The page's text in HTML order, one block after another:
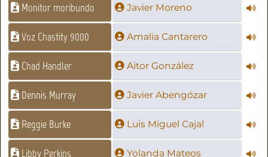
Monitor moribundo Javier Moreno
Voz Chastity 9000 Amalia Cantarero
Chad Handler Aitor González
Dennis Murray Javier Abengózar
Reggie Burke Luis Miguel Cajal
Libby Perkins Yolanda Mateos